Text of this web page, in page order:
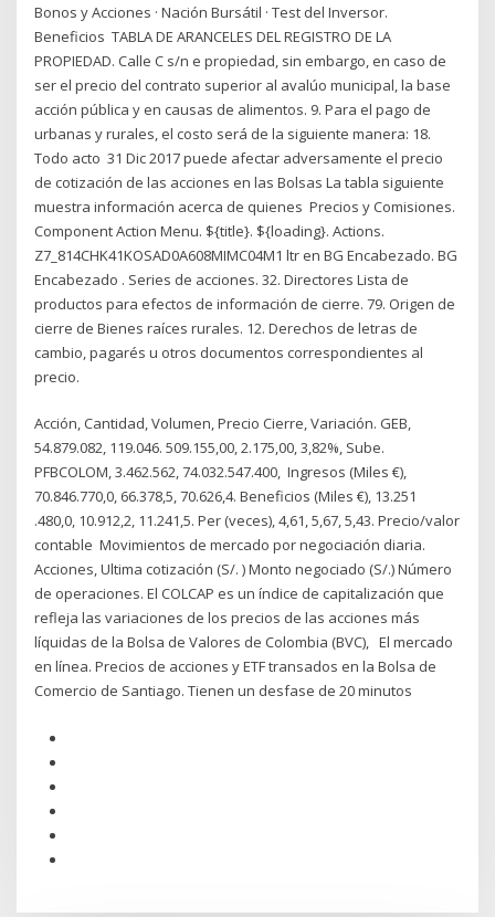
Bonos y Acciones · Nación Bursátil · Test del Inversor.
Beneficios TABLA DE ARANCELES DEL REGISTRO DE LA
PROPIEDAD. Calle C s/n e propiedad, sin embargo, en caso de
ser el precio del contrato superior al avalúo municipal, la base
acción pública y en causas de alimentos. 9. Para el pago de
urbanas y rurales, el costo será de la siguiente manera: 18.
Todo acto 31 Dic 2017 puede afectar adversamente el precio
de cotización de las acciones en las Bolsas La tabla siguiente
muestra información acerca de quienes Precios y Comisiones.
Component Action Menu. ${title}. ${loading}. Actions.
Z7_814CHK41KOSAD0A608MIMC04M1 ltr en BG Encabezado. BG
Encabezado . Series de acciones. 32. Directores Lista de
productos para efectos de información de cierre. 79. Origen de
cierre de Bienes raíces rurales. 12. Derechos de letras de
cambio, pagarés u otros documentos correspondientes al
precio.
Acción, Cantidad, Volumen, Precio Cierre, Variación. GEB,
54.879.082, 119.046. 509.155,00, 2.175,00, 3,82%, Sube.
PFBCOLOM, 3.462.562, 74.032.547.400, Ingresos (Miles €),
70.846.770,0, 66.378,5, 70.626,4. Beneficios (Miles €), 13.251
.480,0, 10.912,2, 11.241,5. Per (veces), 4,61, 5,67, 5,43. Precio/valor
contable Movimientos de mercado por negociación diaria.
Acciones, Ultima cotización (S/. ) Monto negociado (S/.) Número
de operaciones. El COLCAP es un índice de capitalización que
refleja las variaciones de los precios de las acciones más
líquidas de la Bolsa de Valores de Colombia (BVC), El mercado
en línea. Precios de acciones y ETF transados en la Bolsa de
Comercio de Santiago. Tienen un desfase de 20 minutos